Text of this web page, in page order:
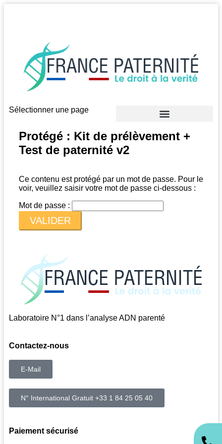
Sélectionner une page
Protégé : Kit de prélèvement +
Test de paternité v2
Ce contenu est protégé par un mot de passe. Pour le
voir, veuillez saisir votre mot de passe ci-dessous :
Mot de passe :
Laboratoire N°1 dans l’analyse ADN parenté
Contactez-nous
E-Mail
N° International Gratuit +33 1 84 25 05 40
Paiement sécurisé